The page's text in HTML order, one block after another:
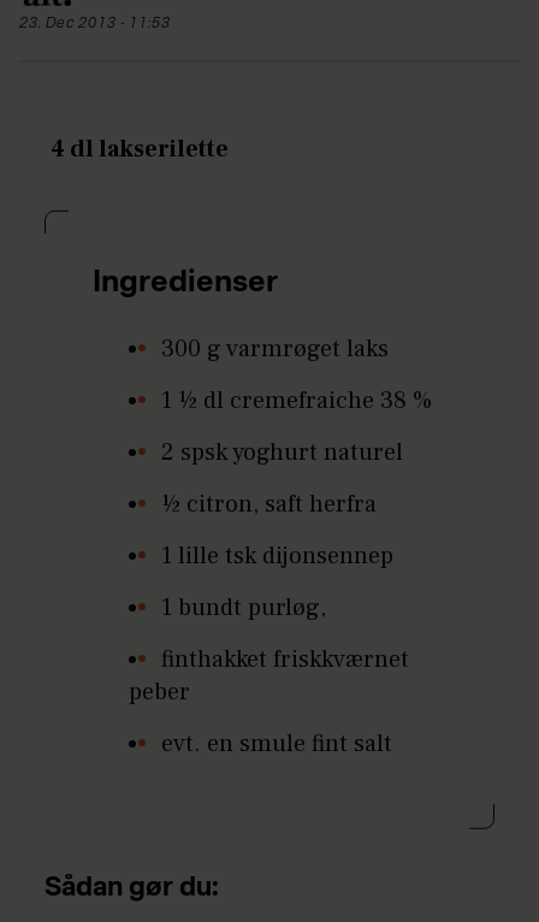
23. Dec 2013 - 11:53
4 dl lakserilette
Ingredienser
300 g varmrøget laks
1 ½ dl cremefraiche 38 %
2 spsk yoghurt naturel
½ citron, saft herfra
1 lille tsk dijonsennep
1 bundt purløg,
finthakket friskkværnet
peber
evt. en smule fint salt
Sådan gør du: